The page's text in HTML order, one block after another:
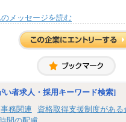
中途：
※経験、能力を考慮の上、当
※自己成長支援金(10,000円）
※別途、Workstyle支援金(月
メッセージを読む
い者求人・採用キーワード検索]
事務関連 資格取得支援制度がある